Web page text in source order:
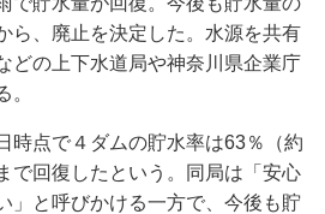
ら、廃止を決定した。水源を共有
どの上下水道局や神奈川県企業庁
。
点で４ダムの貯水率は63％（約
で回復したという。同局は「安心
」と呼びかける一方で、今後も貯